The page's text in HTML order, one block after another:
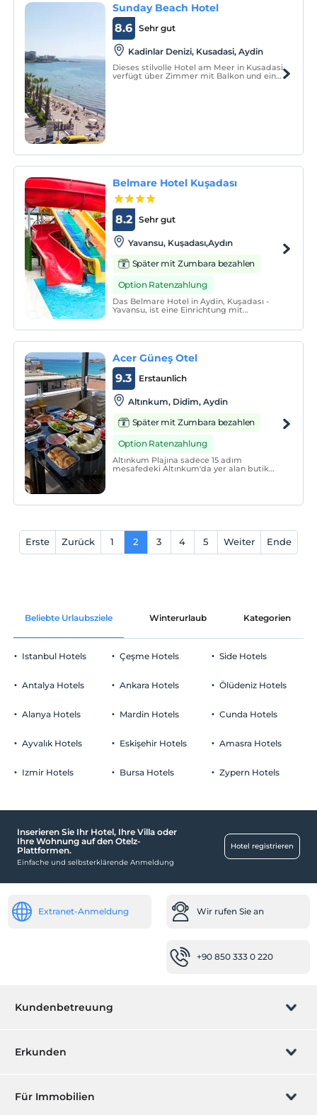
Sunday Beach Hotel
Sehr gut
8.6
Kadinlar Denizi, Kusadasi, Aydin
Dieses stilvolle Hotel am Meer in Kusadasi
verfügt über Zimmer mit Balkon und eine
Belmare Hotel Kuşadası
Sehr gut
8.2
Yavansu, Kuşadası,Aydın
Später mit Zumbara bezahlen
Option Ratenzahlung
Das Belmare Hotel in Aydin, Kuşadası -
Yavansu, ist eine Einrichtung mit
Acer Güneş Otel
Erstaunlich
9.3
Altınkum, Didim, Aydin
Später mit Zumbara bezahlen
Option Ratenzahlung
Altınkum Plajına sadece 15 adım
mesafedeki Altınkum'da yer alan butik
Erste Zurück 1 2 3 4 5 Weiter Ende
Beliebte Urlaubsziele Winterurlaub Kategorien
Istanbul Hotels
Antalya Hotels
Alanya Hotels
Ayvalık Hotels
Izmir Hotels
Çeşme Hotels
Ankara Hotels
Mardin Hotels
Eskişehir Hotels
Bursa Hotels
Side Hotels
Ölüdeniz Hotels
Cunda Hotels
Amasra Hotels
Zypern Hotels
Inserieren Sie Ihr Hotel, Ihre Villa oder
Ihre Wohnung auf den Otelz-
Plattformen.
Einfache und selbsterklärende Anmeldung
Hotel registrieren
Extranet-Anmeldung Wir rufen Sie an
+90 850 333 0 220
Kundenbetreuung
Buchung verwalten
Erkunden
Geschenkgutschein
Für Immobilien